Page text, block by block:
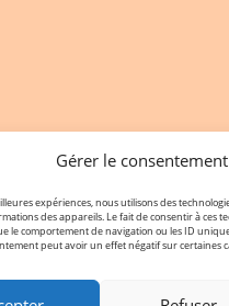
Gérer le
expériences, nous utilisons des
des appareils. Le fait de consentir à ces
le comportement de navigation ou les ID
peut avoir un effet négatif sur certaines